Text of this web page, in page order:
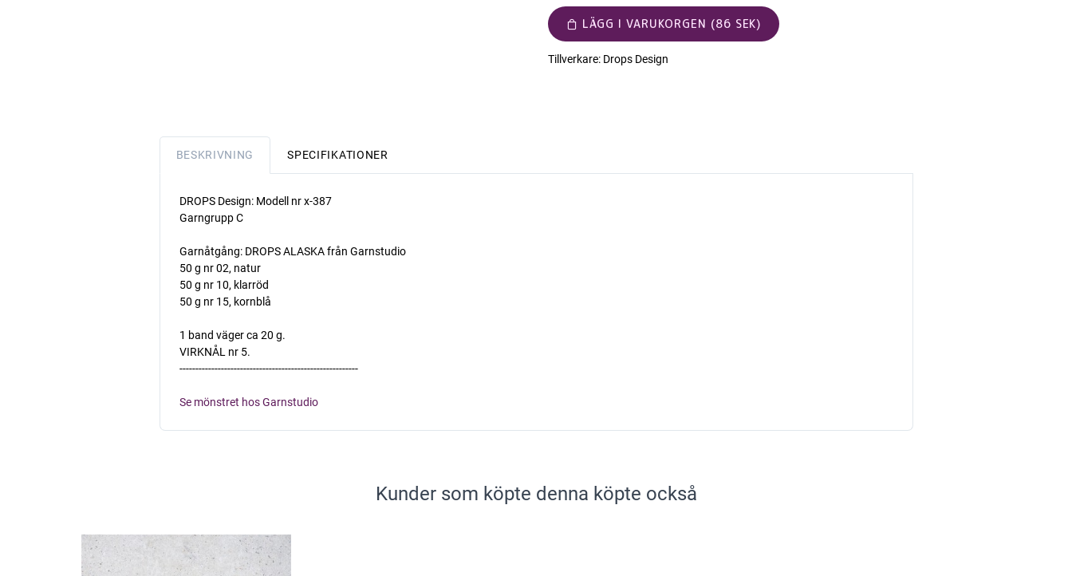
LÄGG I VARUKORGEN (86 SEK)
Tillverkare: Drops Design
BESKRIVNING SPECIFIKATIONER
DROPS Design: Modell nr x-387
Garngrupp C
Garnåtgång: DROPS ALASKA från Garnstudio
50 g nr 02, natur
50 g nr 10, klarröd
50 g nr 15, kornblå
1 band väger ca 20 g.
VIRKNÅL nr 5.
--------------------------------------------------------
Se mönstret hos Garnstudio
Kunder som köpte denna köpte också